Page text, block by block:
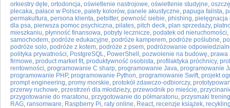
orkiestry dęte, ortodoncja, oświetlenie nastrojowe, oświetlenie studyjne,
plecaka, pałace w Polsce, palety kolorów, panele akustyczne, papuga falista,
permakultura, persona klienta, petsitter, pewność siebie, phishing, pielęgnacja
dla psa, pierwsza pomoc psychiczna, pilates, pitch deck, plan sprzedaży,
mieszkaniu, płynność finansowa, pobyty lecznicze, podatek od nieruchomości,
samochodem, podróże edukacyjne, podróże kamperem, podróże poślubne,
podróże solo, podróże z kotem, podróże z psem, podróżowanie
polityka prywatności, PostgreSQL, PowerShell , pozwolenie na budowę, prawa
firmowe, product market fit, produktywność osobista, profilaktyka próchnicy,
rentowności, programowanie C sharp, programowanie Java, programowanie
programowanie PHP, programowanie Python, programowanie Swift, projekt
prompt engineering, promy morskie, protokół zdawczo-odbiorczy,
przerwy ruchowe, przestrzeń dla młodzieży, przewodnik po mieście,
przygotowanie do maratonu, przygotowanie do półmaratonu, przysmaki
RAG, ransomware, Raspberry Pi, raty online, React, recenzje książek,